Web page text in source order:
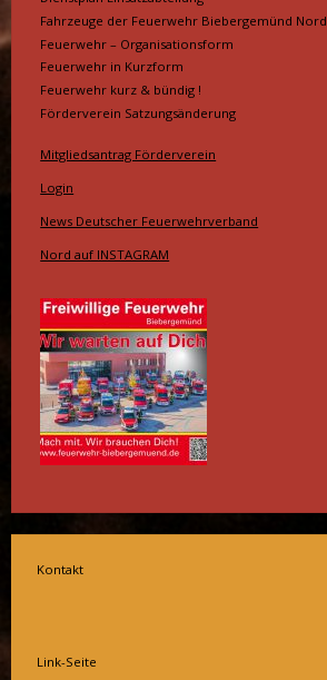
Fahrzeuge der Feuerwehr Biebergemünd Nord
Feuerwehr – Organisationsform
Feuerwehr in Kurzform
Feuerwehr kurz & bündig !
Förderverein Satzungsänderung
Mitgliedsantrag Förderverein
Login
News Deutscher Feuerwehrverband
Nord auf INSTAGRAM
Kontakt
Link-Seite